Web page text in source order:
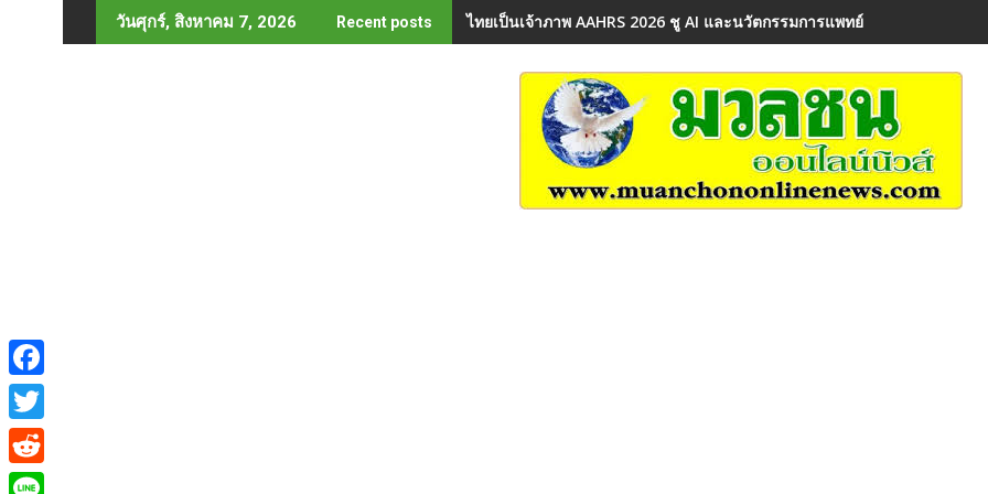
to
วันศุกร์, สิงหาคม 7, 2026 Recent posts ไทยเป็นเจ้าภาพ AAHRS 2026 ชู AI และนวัตกรรมการแพทย์ ผลักดัน Medical
F
a
c
T
w
R